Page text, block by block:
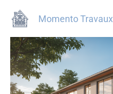
contenu
Momento Travaux